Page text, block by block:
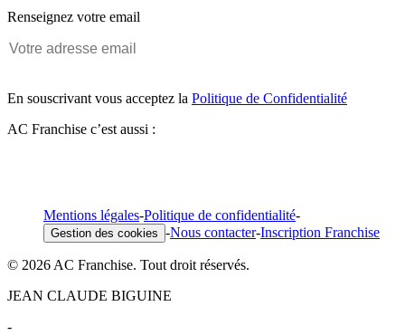
Renseignez votre email
En souscrivant vous acceptez la Politique de Confidentialité
AC Franchise c’est aussi :
Mentions légales-Politique de confidentialité-
Gestion des cookies -Nous contacter-Inscription Franchise
© 2026 AC Franchise. Tout droit réservés.
JEAN CLAUDE BIGUINE
-